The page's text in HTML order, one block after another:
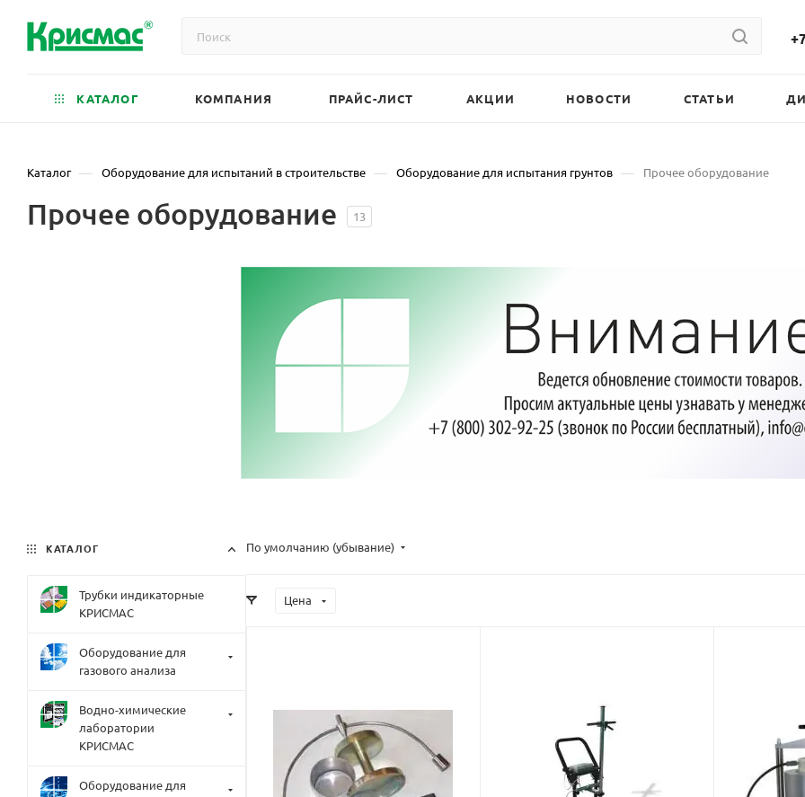
КАТАЛОГ КОМПАНИЯ ПРАЙС-ЛИСТ АКЦИИ НОВОСТИ СТАТЬИ
Каталог — Оборудование для испытаний в строительстве — Оборудование для испытания грунтов — Прочее оборудование
Прочее оборудование 13
По умолчанию (убывание)
Цена
КАТАЛОГ
Трубки индикаторные
КРИСМАС
Оборудование для
газового анализа
Водно-химические
лаборатории
КРИСМАС
Оборудование для